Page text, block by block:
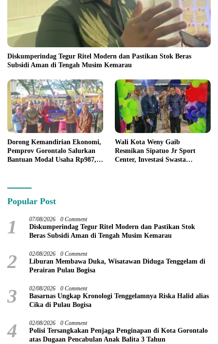
Diskumperindag Tegur Ritel Modern dan Pastikan Stok Beras
Subsidi Aman di Tengah Musim Kemarau
Dorong Kemandirian Ekonomi,
Pemprov Gorontalo Salurkan
Bantuan Modal Usaha Rp987,5
Wali Kota Weny Gaib
Resmikan Sipatuo Jr Sport
Center, Investasi Swasta
Popular Post
1 07/08/2026 0 Comment
Diskumperindag Tegur Ritel Modern dan Pastikan Stok
Beras Subsidi Aman di Tengah Musim Kemarau
2 02/08/2026 0 Comment
Liburan Membawa Duka, Wisatawan Diduga Tenggelam di
Perairan Pulau Bogisa
3 02/08/2026 0 Comment
Basarnas Ungkap Kronologi Tenggelamnya Riska Halid alias
Cika di Pulau Bogisa
4 02/08/2026 0 Comment
Polisi Tersangkakan Penjaga Penginapan di Kota Gorontalo
atas Dugaan Pencabulan Anak Balita 3 Tahun